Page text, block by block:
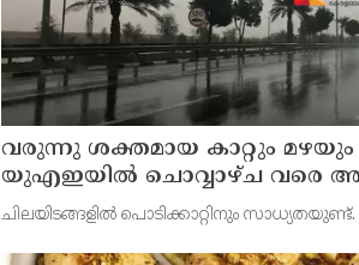
വരുന്നു ശക്തമായ കാറ്റും മഴയും
യുഎഇയില്‍ ചൊവ്വാഴ്ച വരെ
കാലാവസ്ഥ
ചിലയിടങ്ങളില്‍ പൊടിക്കാറ്റിനും സാധ്യതയുണ്ട്.